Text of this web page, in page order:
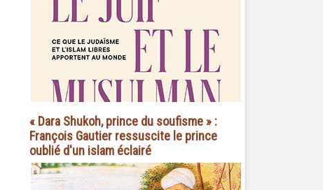
« Dara Shukoh, prince du soufisme » :
François Gautier ressuscite le prince
oublié d'un islam éclairé